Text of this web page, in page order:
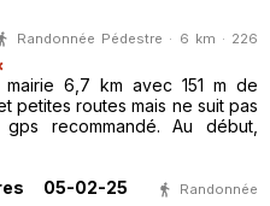
Randonnée Pédestre · 6 km · 226
6,7 km avec 151 m de
petites routes mais ne suit pas
recommandé. Au début,
05-02-25
Randonnée